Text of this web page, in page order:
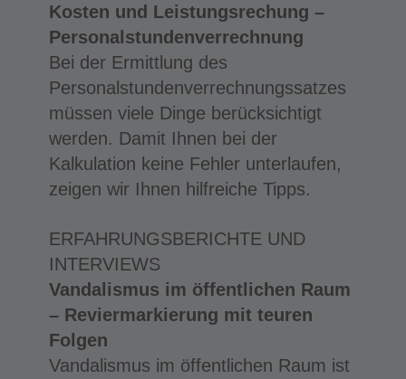
Kosten und Leistungsrechung –
Personalstundenverrechnung
Bei der Ermittlung des
Personalstundenverrechnungssatzes
müssen viele Dinge berücksichtigt
werden. Damit Ihnen bei der
Kalkulation keine Fehler unterlaufen,
zeigen wir Ihnen hilfreiche Tipps.
ERFAHRUNGSBERICHTE UND
INTERVIEWS
Vandalismus im öffentlichen Raum
– Reviermarkierung mit teuren
Folgen
Vandalismus im öffentlichen Raum ist